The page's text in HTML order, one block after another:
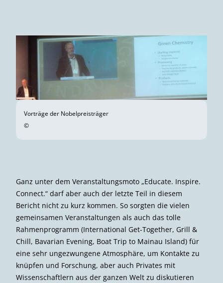
Vorträge der Nobelpreisträger
©
Ganz unter dem Veranstaltungsmoto „Educate. Inspire.
Connect.“ darf aber auch der letzte Teil in diesem
Bericht nicht zu kurz kommen. So sorgten die vielen
gemeinsamen Veranstaltungen als auch das tolle
Rahmenprogramm (International Get-Together, Grill &
Chill, Bavarian Evening, Boat Trip to Mainau Island) für
eine sehr ungezwungene Atmosphäre, um Kontakte zu
knüpfen und Forschung, aber auch Privates mit
Wissenschaftlern aus der ganzen Welt zu diskutieren